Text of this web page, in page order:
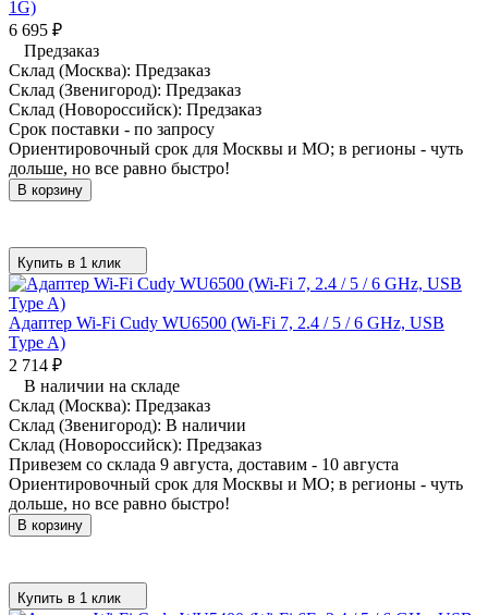
1G)
6 695 ₽
Предзаказ
Склад (Москва): Предзаказ
Склад (Звенигород): Предзаказ
Склад (Новороссийск): Предзаказ
Срок поставки - по запросу
Ориентировочный срок для Москвы и МО; в регионы - чуть
дольше, но все равно быстро!
В корзину
Купить в 1 клик
Адаптер Wi-Fi Cudy WU6500 (Wi-Fi 7, 2.4 / 5 / 6 GHz, USB
Type A)
2 714 ₽
В наличии на складе
Склад (Москва): Предзаказ
Склад (Звенигород): В наличии
Склад (Новороссийск): Предзаказ
Привезем со склада 9 августа, доставим - 10 августа
Ориентировочный срок для Москвы и МО; в регионы - чуть
дольше, но все равно быстро!
В корзину
Купить в 1 клик